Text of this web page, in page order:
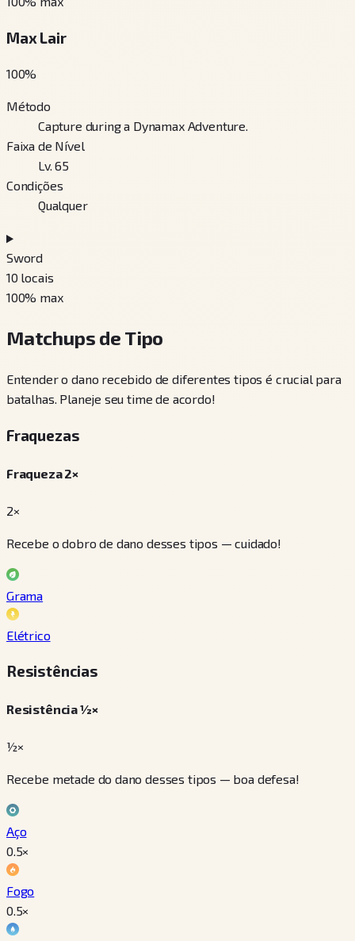
Max Lair
100%
Método
Capture during a Dynamax Adventure.
Faixa de Nível
Lv. 65
Condições
Qualquer
Sword
10 locais
100% max
Matchups de Tipo
Entender o dano recebido de diferentes tipos é crucial para
batalhas. Planeje seu time de acordo!
Fraquezas
Fraqueza 2×
2×
Recebe o dobro de dano desses tipos — cuidado!
Grama
Elétrico
Resistências
Resistência ½×
½×
Recebe metade do dano desses tipos — boa defesa!
Aço
0.5×
Fogo
0.5×